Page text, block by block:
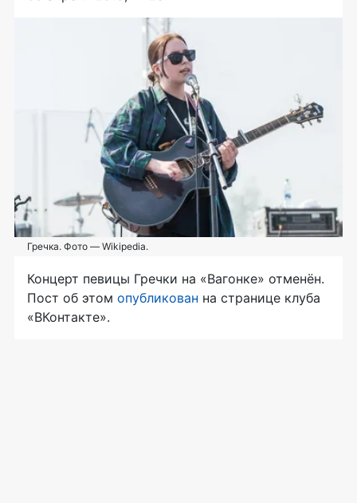
Гречка. Фото — Wikipedia.
Концерт певицы Гречки на «Вагонке» отменён.
Пост об этом опубликован на странице клуба
«ВКонтакте».